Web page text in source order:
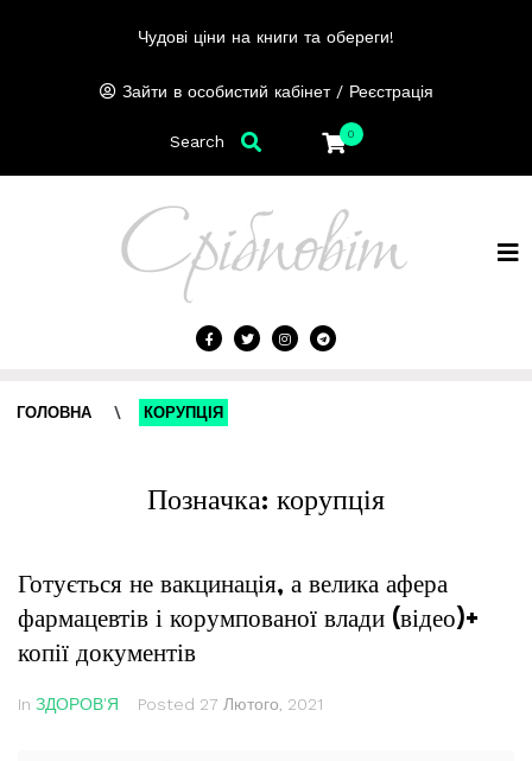
Чудові ціни на книги та обереги!
Зайти в особистий кабінет / Реєстрація
0
Search
ГОЛОВНА \ КОРУПЦІЯ
Позначка: корупція
Готується не вакцинація, а велика афера
фармацевтів і корумпованої влади (відео)+
копії документів
In ЗДОРОВ'Я Posted 27 Лютого, 2021